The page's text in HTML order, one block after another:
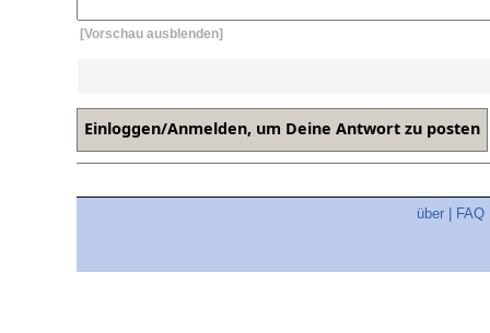
[Vorschau ausblenden]
über FAQ